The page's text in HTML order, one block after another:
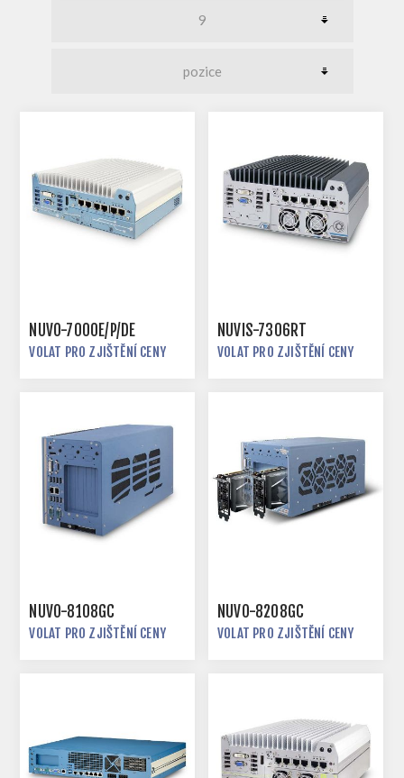
NUVO-7000E/P/DE
VOLAT PRO ZJIŠTĚNÍ CENY
NUVIS-7306RT
VOLAT PRO ZJIŠTĚNÍ CENY
NUVO-8108GC
VOLAT PRO ZJIŠTĚNÍ CENY
NUVO-8208GC
VOLAT PRO ZJIŠTĚNÍ CENY